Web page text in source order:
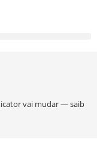
vai mudar — saiba